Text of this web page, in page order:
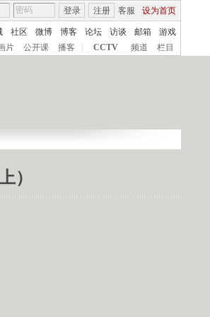
客服 设为首页
登录 注册
社区 微博 博客 论坛 访谈 邮箱
游戏
片
公开课 播客 CCTV 频道 栏目
）